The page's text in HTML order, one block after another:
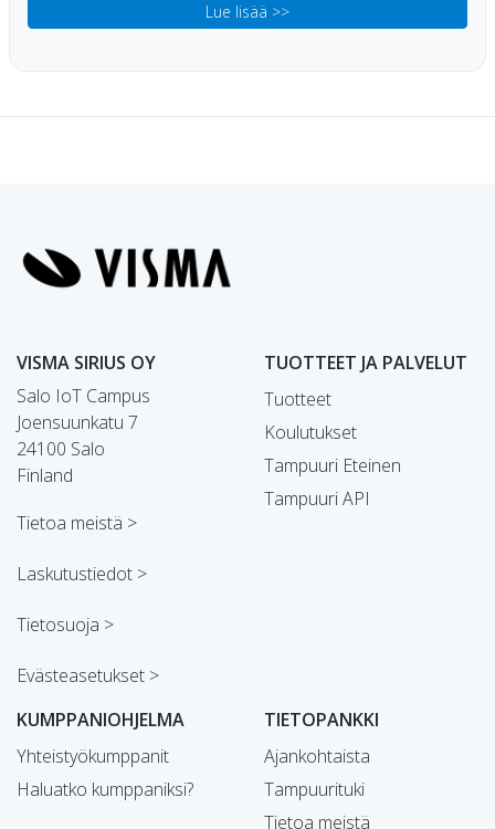
Lue lisää >>
VISMA SIRIUS OY
Salo IoT Campus
Joensuunkatu 7
24100 Salo
Finland
Tietoa meistä >
Laskutustiedot >
Tietosuoja >
Evästeasetukset >
TUOTTEET JA PALVELUT
Tuotteet
Koulutukset
Tampuuri Eteinen
Tampuuri API
KUMPPANIOHJELMA
Yhteistyökumppanit
Haluatko kumppaniksi?
TIETOPANKKI
Ajankohtaista
Tampuurituki
Tietoa meistä